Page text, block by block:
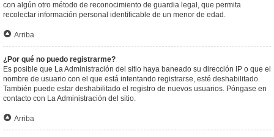
con algún otro método de reconocimiento de guardia legal, que permita
recolectar información personal identificable de un menor de edad.
Arriba
¿Por qué no puedo registrarme?
Es posible que La Administración del sitio haya baneado su dirección IP o que el
nombre de usuario con el que está intentando registrarse, esté deshabilitado.
También puede estar deshabilitado el registro de nuevos usuarios. Póngase en
contacto con La Administración del sitio.
Arriba